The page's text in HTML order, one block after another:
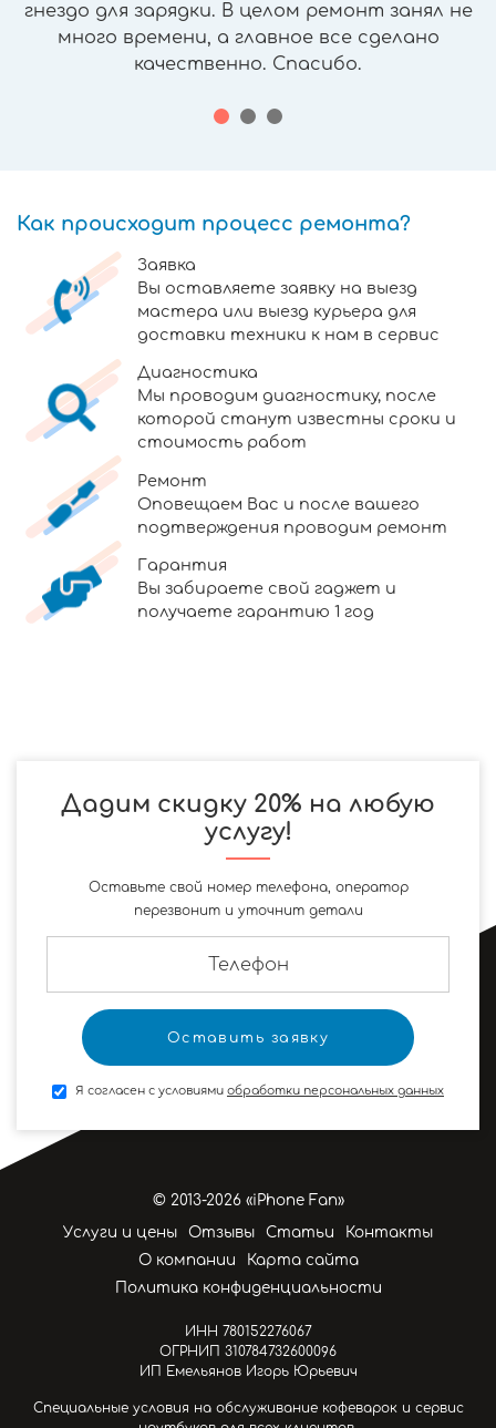
гнездо для зарядки. В целом ремонт занял не
много времени, а главное все сделано
качественно. Спасибо.
Как происходит процесс ремонта?
Заявка
Вы оставляете заявку на выезд
мастера или выезд курьера для
доставки техники к нам в сервис
Диагностика
Мы проводим диагностику, после
которой станут известны сроки и
стоимость работ
Ремонт
Оповещаем Вас и после вашего
подтверждения проводим ремонт
Гарантия
Вы забираете свой гаджет и
получаете гарантию 1 год
Дадим скидку 20% на любую
услугу!
Оставьте свой номер телефона, оператор
перезвонит и уточнит детали
Я согласен с условиями обработки персональных данных
© 2013-2026 «iPhone Fan»
Услуги и цены
Отзывы Статьи
Контакты
О компании
Карта сайта
Политика конфиденциальности
ИНН 780152276067
ОГРНИП 310784732600096
ИП Емельянов Игорь Юрьевич
Специальные условия на обслуживание кофеварок и сервис